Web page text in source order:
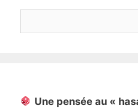
Une pensée au «